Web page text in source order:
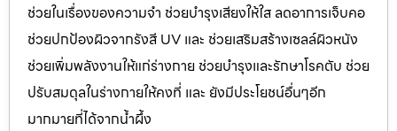
ช่วยในเรื่องของความจำ ช่วยบำรุงเสียงให้ใส ลดอาการเจ็บคอ
ช่วยปกป้องผิวจากรังสี UV และ ช่วยเสริมสร้างเซลล์ผิวหนัง
ช่วยเพิ่มพลังงานให้แก่ร่างกาย ช่วยบำรุงและรักษาโรคตับ ช่วย
ปรับสมดุลในร่างกายให้คงที่ และ ยังมีประโยชน์อื่นๆอีก
มากมายที่ได้จากน้ำผึ้ง